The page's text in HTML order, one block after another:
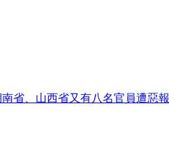
省、山西省又有八名官員遭惡報